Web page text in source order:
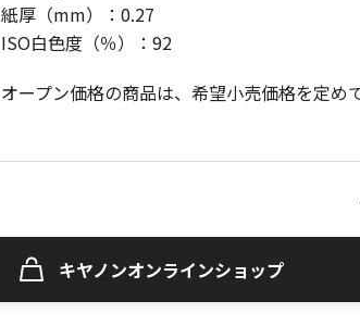
紙厚（mm）：0.27
ISO白色度（％）：92
オープン価格の商品は、希望小売価格を定め
キヤノンオンラインショップ